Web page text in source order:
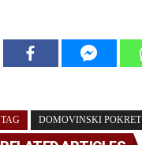
TAG DOMOVINSKI POKRET